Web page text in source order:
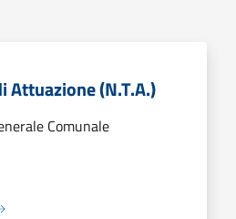
Attuazione (N.T.A.)
Comunale